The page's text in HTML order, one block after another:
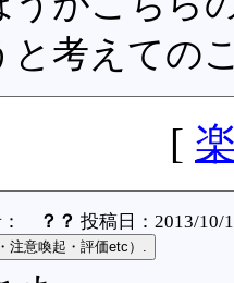
と考えての
[
？？ 投稿日：2013/10/